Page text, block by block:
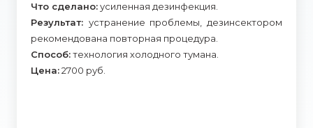
Что сделано:усиленная дезинфекция.
Результат: устранение проблемы, дезинсектором
рекомендована повторная процедура.
Способ:технология холодного тумана.
Цена:2700 руб.